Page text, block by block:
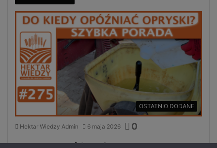
OSTATNIO DODANE
Hektar Wiedzy Admin 6 maja 2026 0